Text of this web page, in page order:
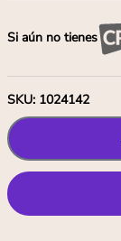
Si aún no tienes
SKU: 1024142